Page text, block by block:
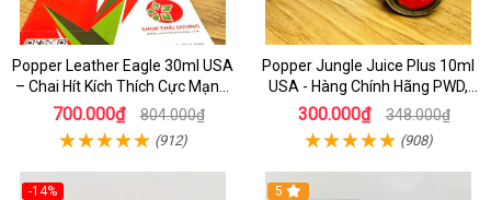
Popper Leather Eagle 30ml USA
– Chai Hít Kích Thích Cực Mạnh,
Chính Hãng PWD
700.000₫ 804.000₫
(912)
Popper Jungle Juice Plus 10ml
USA - Hàng Chính Hãng PWD,
Hưng Phấn Cực Đỉnh
300.000₫ 348.000₫
(908)
-14%
5